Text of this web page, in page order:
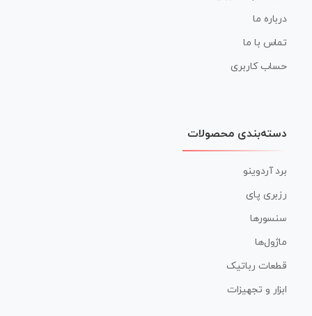
درباره ما
تماس با ما
حساب کاربری
دسته‌بندی محصولات
برد آردوینو
رزبری پای
سنسورها
ماژول‌ها
قطعات رباتیک
ابزار و تجهیزات